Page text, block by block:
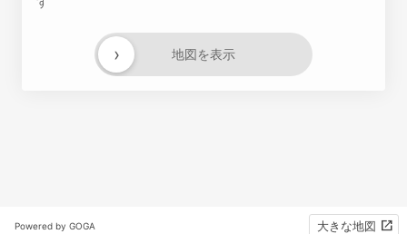
地図を表示
›
Powered by GOGA 大きな地図